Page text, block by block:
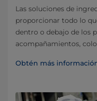
Las soluciones de
proporcionar todo lo
dentro o debajo de los
acompañamientos,
Obtén más